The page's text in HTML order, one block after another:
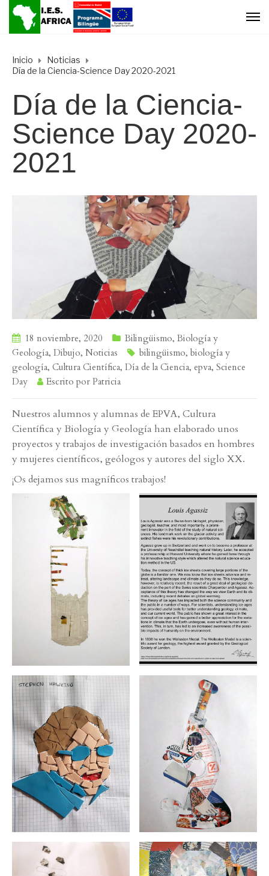
Inicio
Noticias
Día de la Ciencia-Science Day 2020-2021
Día de la Ciencia-
Science Day 2020-
2021
18 noviembre, 2020 Bilingüismo, Biología y
Geología, Dibujo, Noticias bilingüismo, biología y
geología, Cultura Científica, Día de la Ciencia, epva, Science
Day
Escrito por Patricia
Nuestros alumnos y alumnas de EPVA, Cultura
Científica y Biología y Geología han elaborado unos
proyectos y trabajos de investigación basados en hombres
y mujeres científicos, geólogos y autores del siglo XX.
¡Os dejamos sus magníficos trabajos!